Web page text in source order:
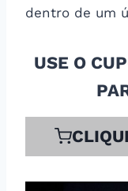
dentro de um
USE O